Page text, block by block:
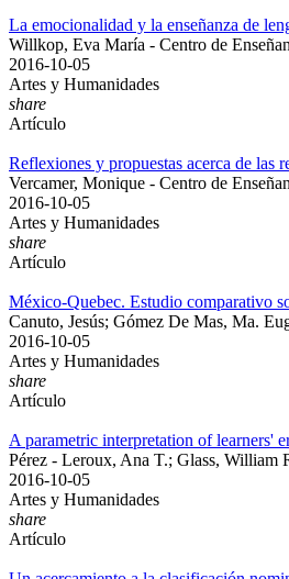
La emocionalidad y la enseñanza de
Willkop, Eva María - Centro de
2016-10-05
Artes y Humanidades
share
Artículo
Reflexiones y propuestas acerca de las
Vercamer, Monique - Centro de
2016-10-05
Artes y Humanidades
share
Artículo
México-Quebec. Estudio comparativo
Canuto, Jesús; Gómez De Mas, Ma.
2016-10-05
Artes y Humanidades
share
Artículo
A parametric interpretation of learners'
Pérez - Leroux, Ana T.; Glass, William
2016-10-05
Artes y Humanidades
share
Artículo